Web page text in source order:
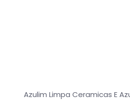
Azulim Limpa Ceramicas E